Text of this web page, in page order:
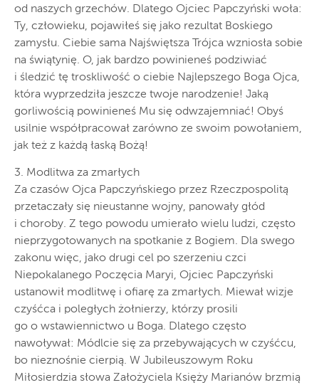
od naszych grzechów. Dlatego Ojciec Papczyński woła:
Ty, człowieku, pojawiłeś się jako rezultat Boskiego
zamysłu. Ciebie sama Najświętsza Trójca wzniosła sobie
na świątynię. O, jak bardzo powinieneś podziwiać
i śledzić tę troskliwość o ciebie Najlepszego Boga Ojca,
która wyprzedziła jeszcze twoje narodzenie! Jaką
gorliwością powinieneś Mu się odwzajemniać! Obyś
usilnie współpracował zarówno ze swoim powołaniem,
jak też z każdą łaską Bożą!
3. Modlitwa za zmarłych
Za czasów Ojca Papczyńskiego przez Rzeczpospolitą
przetaczały się nieustanne wojny, panowały głód
i choroby. Z tego powodu umierało wielu ludzi, często
nieprzygotowanych na spotkanie z Bogiem. Dla swego
zakonu więc, jako drugi cel po szerzeniu czci
Niepokalanego Poczęcia Maryi, Ojciec Papczyński
ustanowił modlitwę i ofiarę za zmarłych. Miewał wizje
czyśćca i poległych żołnierzy, którzy prosili
go o wstawiennictwo u Boga. Dlatego często
nawoływał: Módlcie się za przebywających w czyśćcu,
bo nieznośnie cierpią. W Jubileuszowym Roku
Miłosierdzia słowa Założyciela Księży Marianów brzmią